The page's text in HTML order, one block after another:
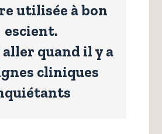
utilisée à bon
escient.
quand il y a
cliniques